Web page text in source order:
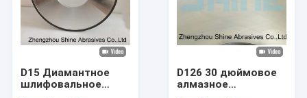
D15 Диамантное
шлифовальное
D126 30 дюймовое
алмазное